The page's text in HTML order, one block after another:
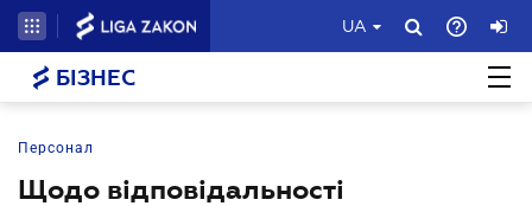
UA
БІЗНЕС
Персонал
Щодо відповідальності